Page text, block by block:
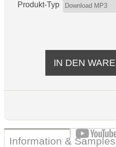
Produkt-Typ
Information & Samples